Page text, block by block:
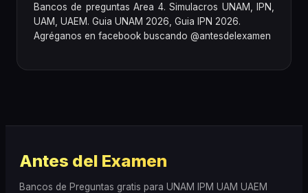
Bancos de preguntas Area 4. Simulacros UNAM, IPN,
UAM, UAEM. Guia UNAM 2026, Guia IPN 2026.
Agréganos en facebook buscando @antesdelexamen
Antes del Examen
Bancos de Preguntas gratis para UNAM IPM UAM UAEM